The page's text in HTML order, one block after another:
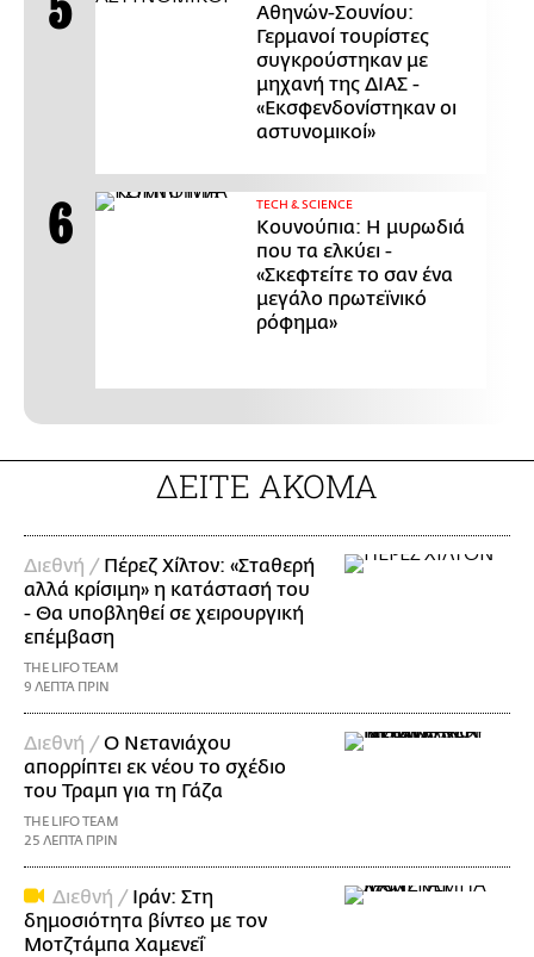
Αθηνών-Σουνίου:
Γερμανοί τουρίστες
συγκρούστηκαν με
μηχανή της ΔΙΑΣ -
«Εκσφενδονίστηκαν οι
αστυνομικοί»
ΤECH & SCIENCE
Κουνούπια: Η μυρωδιά
που τα ελκύει -
«Σκεφτείτε το σαν ένα
μεγάλο πρωτεϊνικό
ρόφημα»
ΔΕΙΤΕ ΑΚΟΜΑ
Διεθνή / Πέρεζ Χίλτον: «Σταθερή
αλλά κρίσιμη» η κατάστασή του
- Θα υποβληθεί σε χειρουργική
επέμβαση
THE LIFO TEAM
9 ΛΕΠΤΑ ΠΡΙΝ
Διεθνή /Ο Νετανιάχου
απορρίπτει εκ νέου το σχέδιο
του Τραμπ για τη Γάζα
THE LIFO TEAM
25 ΛΕΠΤΑ ΠΡΙΝ
Διεθνή / Ιράν: Στη
δημοσιότητα βίντεο με τον
Μοτζτάμπα Χαμενεΐ